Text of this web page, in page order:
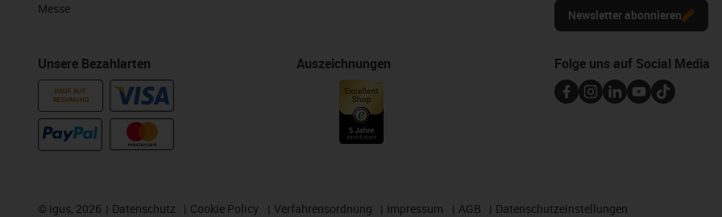
Messe
Unsere Bezahlarten
KAUF AUF
RECHNUNG
Auszeichnungen
Newsletter abonnieren
Folge uns auf Social Media
© igus, 2026 Datenschutz Cookie Policy Verfahrensordnung Impressum AGB Datenschutzeinstellungen